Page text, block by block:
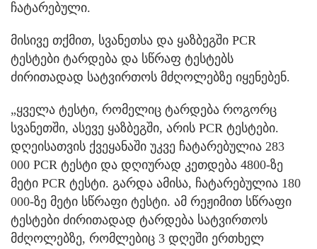
ჩატარებული.
მისივე თქმით, სვანეთსა და ყაზბეგში PCR
ტესტები ტარდება და სწრაფ ტესტებს
ძირითადად სატვირთოს მძღოლებზე იყენებენ.
„ყველა ტესტი, რომელიც ტარდება როგორც
სვანეთში, ასევე ყაზბეგში, არის PCR ტესტები.
დღეისათვის ქვეყანაში უკვე ჩატარებულია 283
000 PCR ტესტი და დღიურად კეთდება 4800-ზე
მეტი PCR ტესტი. გარდა ამისა, ჩატარებულია 180
000-ზე მეტი სწრაფი ტესტი. ამ რეჟიმით სწრაფი
ტესტები ძირითადად ტარდება სატვირთოს
მძღოლებზე, რომლებიც 3 დღეში ერთხელ